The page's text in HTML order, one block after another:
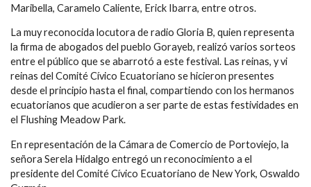
Maribella, Caramelo Caliente, Erick Ibarra, entre otros.
La muy reconocida locutora de radio Gloria B, quien representa
la firma de abogados del pueblo Gorayeb, realizó varios sorteos
entre el público que se abarrotó a este festival. Las reinas, y vi
reinas del Comité Cívico Ecuatoriano se hicieron presentes
desde el principio hasta el final, compartiendo con los hermanos
ecuatorianos que acudieron a ser parte de estas festividades en
el Flushing Meadow Park.
En representación de la Cámara de Comercio de Portoviejo, la
señora Serela Hidalgo entregó un reconocimiento a el
presidente del Comité Cívico Ecuatoriano de New York, Oswaldo